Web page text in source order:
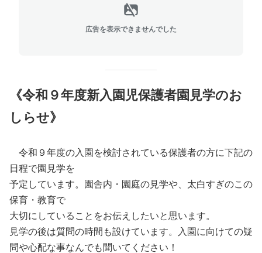
広告を表示できませんでした
《令和９年度新入園児保護者園見学のお
しらせ》
令和９年度の入園を検討されている保護者の方に下記の
日程で園見学を
予定しています。園舎内・園庭の見学や、太白すぎのこの
保育・教育で
大切にしていることをお伝えしたいと思います。
見学の後は質問の時間も設けています。入園に向けての疑
問や心配な事なんでも聞いてください！